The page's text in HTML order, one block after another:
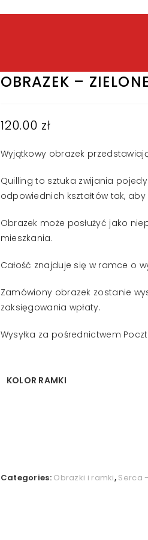
OBRAZEK –
120.00 zł
Wyjątkowy obrazek
Quilling to sztuka zwijania
odpowiednich kształtów tak,
Obrazek może posłużyć jako
mieszkania.
Całość znajduje się w ramce o
Zamówiony obrazek zostanie
zaksięgowania wpłaty.
Wysyłka za pośrednictwem
KOLOR RAMKI
Categories: Obrazki i ramki, Serca